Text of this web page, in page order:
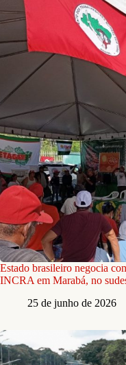
Estado brasileiro negocia
INCRA em Marabá, no
25 de junho de 2026